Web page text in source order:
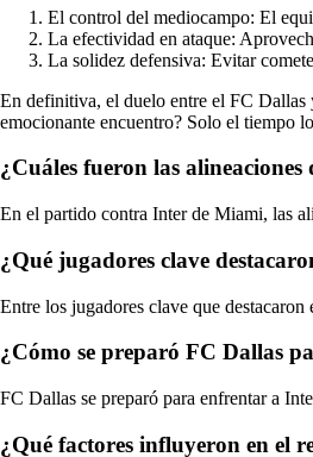
El control del mediocampo: El
La efectividad en ataque:
La solidez defensiva: Evitar
En definitiva, el duelo entre el FC Dallas
emocionante encuentro? Solo el tiempo
¿Cuáles fueron las
En el partido contra Inter de Miami, las
¿Qué jugadores clave
Entre los jugadores clave que
¿Cómo se preparó FC Dallas
FC Dallas se preparó para enfrentar a
¿Qué factores influyeron en el